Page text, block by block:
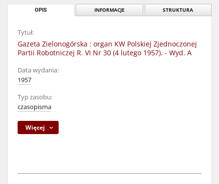
OPIS INFORMACJE STRUKTURA
Tytuł:
Gazeta Zielonogórska : organ KW Polskiej Zjednoczonej
Partii Robotniczej R. VI Nr 30 (4 lutego 1957). - Wyd. A
Data wydania:
1957
Typ zasobu:
czasopisma
Więcej